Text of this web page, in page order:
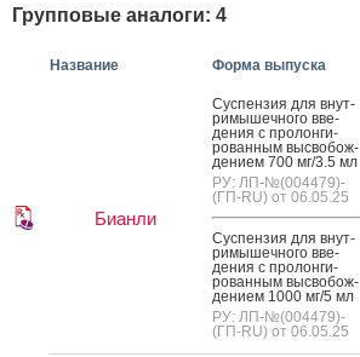
Групповые аналоги: 4
Название Форма выпуска
Бианли
Сус­пензия для внут­
ри­мышеч­но­го вве­
дения с про­лон­ги­
рован­ным выс­во­бож­
де­ни­ем 700 мг/3.5 мл
РУ: ЛП-№(004479)-
(ГП-RU) от 06.05.25
Сус­пензия для внут­
ри­мышеч­но­го вве­
дения с про­лон­ги­
рован­ным выс­во­бож­
де­ни­ем 1000 мг/5 мл
РУ: ЛП-№(004479)-
(ГП-RU) от 06.05.25